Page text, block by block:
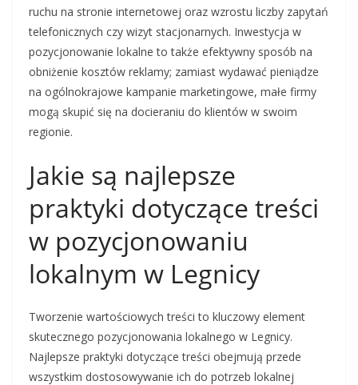
ruchu na stronie internetowej oraz wzrostu liczby zapytań
telefonicznych czy wizyt stacjonarnych. Inwestycja w
pozycjonowanie lokalne to także efektywny sposób na
obniżenie kosztów reklamy; zamiast wydawać pieniądze
na ogólnokrajowe kampanie marketingowe, małe firmy
mogą skupić się na docieraniu do klientów w swoim
regionie.
Jakie są najlepsze
praktyki dotyczące treści
w pozycjonowaniu
lokalnym w Legnicy
Tworzenie wartościowych treści to kluczowy element
skutecznego pozycjonowania lokalnego w Legnicy.
Najlepsze praktyki dotyczące treści obejmują przede
wszystkim dostosowywanie ich do potrzeb lokalnej